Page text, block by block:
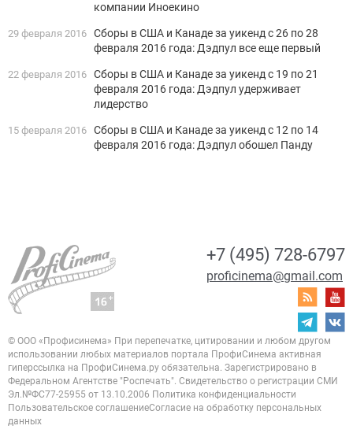
компании Иноекино
29 февраля 2016 Сборы в США и Канаде за уикенд с 26 по 28
февраля 2016 года: Дэдпул все еще первый
22 февраля 2016 Сборы в США и Канаде за уикенд с 19 по 21
февраля 2016 года: Дэдпул удерживает
лидерство
15 февраля 2016 Сборы в США и Канаде за уикенд с 12 по 14
февраля 2016 года: Дэдпул обошел Панду
+7 (495) 728-6797
proficinema@gmail.com
© ООО «Профисинема» При перепечатке, цитировании и любом другом
использовании любых материалов портала ПрофиСинема активная
гиперссылка на ПрофиСинема.ру обязательна. Зарегистрировано в
Федеральном Агентстве "Роспечать". Свидетельство о регистрации СМИ
Эл.№ФС77-25955 от 13.10.2006 Политика конфиденциальности
Пользовательское соглашениеСогласие на обработку персональных
данных